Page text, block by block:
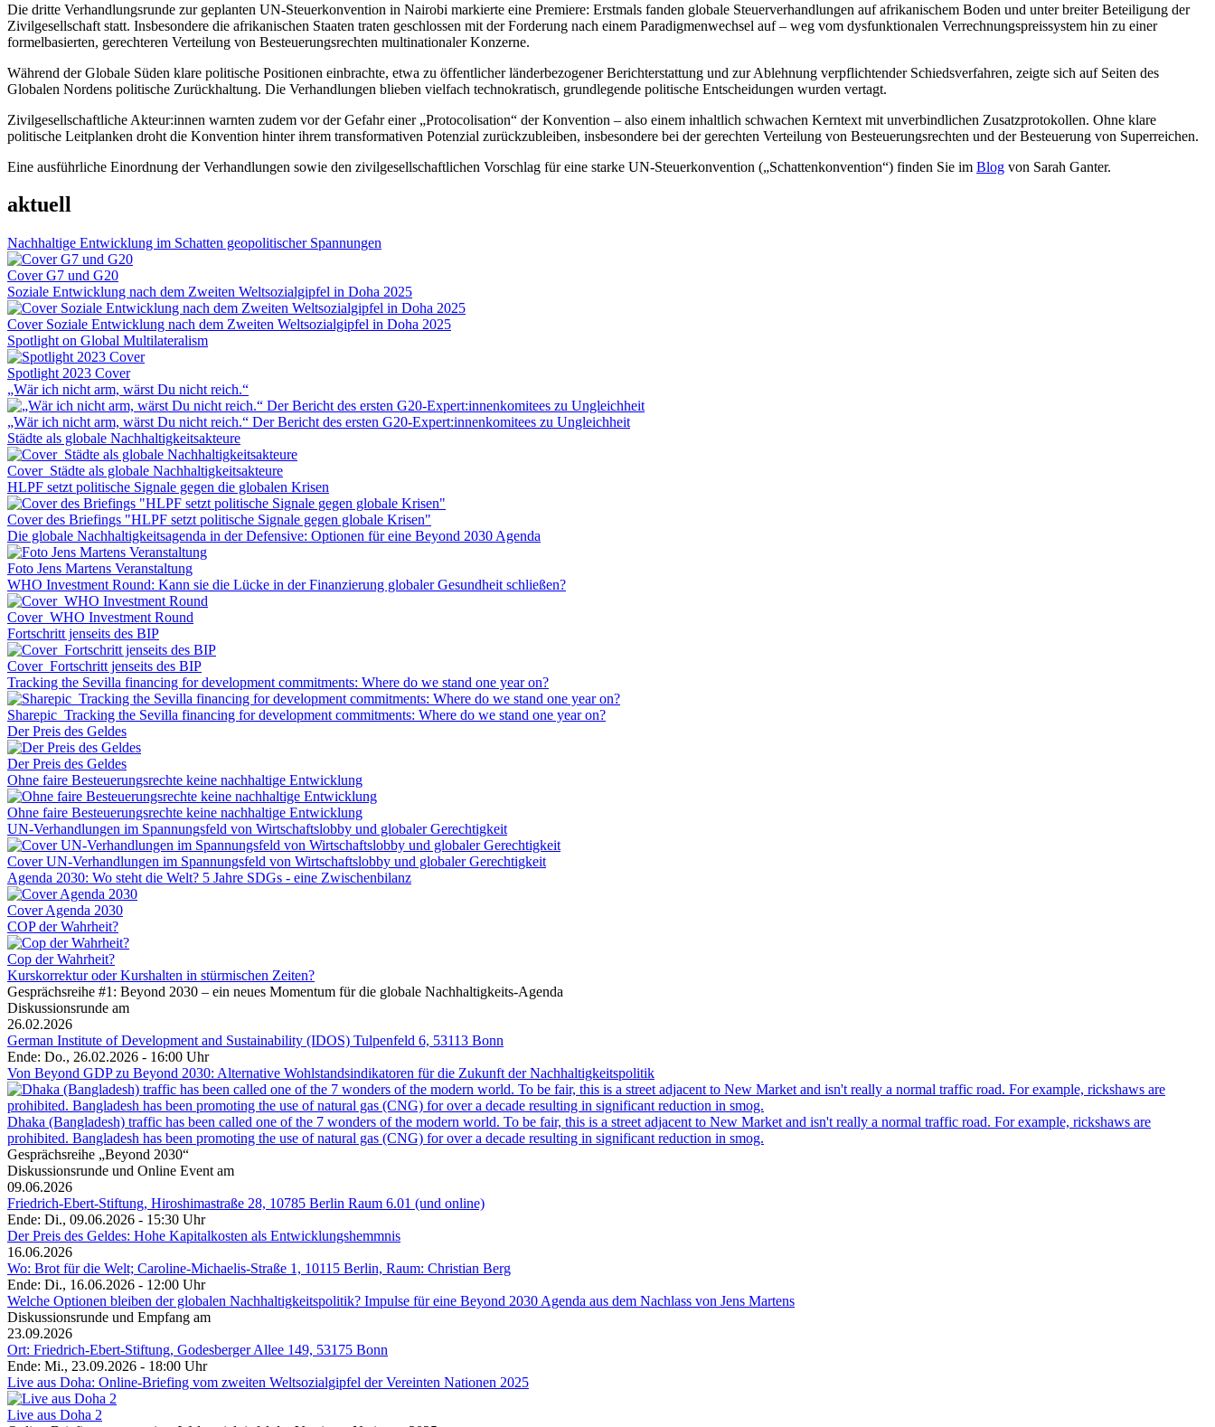
Die dritte Verhandlungsrunde zur geplanten UN-Steuerkonvention in Nairobi markierte eine Premiere: Erstmals fanden globale Steuerverhandlungen auf afrikanischem Boden und unter breiter Beteiligung der
Zivilgesellschaft statt. Insbesondere die afrikanischen Staaten traten geschlossen mit der Forderung nach einem Paradigmenwechsel auf – weg vom dysfunktionalen Verrechnungspreissystem hin zu einer
formelbasierten, gerechteren Verteilung von Besteuerungsrechten multinationaler Konzerne.
Während der Globale Süden klare politische Positionen einbrachte, etwa zu öffentlicher länderbezogener Berichterstattung und zur Ablehnung verpflichtender Schiedsverfahren, zeigte sich auf Seiten des
Globalen Nordens politische Zurückhaltung. Die Verhandlungen blieben vielfach technokratisch, grundlegende politische Entscheidungen wurden vertagt.
Zivilgesellschaftliche Akteur:innen warnten zudem vor der Gefahr einer „Protocolisation“ der Konvention – also einem inhaltlich schwachen Kerntext mit unverbindlichen Zusatzprotokollen. Ohne klare
politische Leitplanken droht die Konvention hinter ihrem transformativen Potenzial zurückzubleiben, insbesondere bei der gerechten Verteilung von Besteuerungsrechten und der Besteuerung von Superreichen.
Eine ausführliche Einordnung der Verhandlungen sowie den zivilgesellschaftlichen Vorschlag für eine starke UN-Steuerkonvention („Schattenkonvention“) finden Sie im Blog von Sarah Ganter.
aktuell
Nachhaltige Entwicklung im Schatten geopolitischer Spannungen
Cover G7 und G20
Soziale Entwicklung nach dem Zweiten Weltsozialgipfel in Doha 2025
Cover Soziale Entwicklung nach dem Zweiten Weltsozialgipfel in Doha 2025
Spotlight on Global Multilateralism
Spotlight 2023 Cover
„Wär ich nicht arm, wärst Du nicht reich.“
„Wär ich nicht arm, wärst Du nicht reich.“ Der Bericht des ersten G20-Expert:innenkomitees zu Ungleichheit
Städte als globale Nachhaltigkeitsakteure
Cover_Städte als globale Nachhaltigkeitsakteure
HLPF setzt politische Signale gegen die globalen Krisen
Cover des Briefings "HLPF setzt politische Signale gegen globale Krisen"
Die globale Nachhaltigkeitsagenda in der Defensive: Optionen für eine Beyond 2030 Agenda
Foto Jens Martens Veranstaltung
WHO Investment Round: Kann sie die Lücke in der Finanzierung globaler Gesundheit schließen?
Cover_WHO Investment Round
Fortschritt jenseits des BIP
Cover_Fortschritt jenseits des BIP
Tracking the Sevilla financing for development commitments: Where do we stand one year on?
Sharepic_Tracking the Sevilla financing for development commitments: Where do we stand one year on?
Der Preis des Geldes
Der Preis des Geldes
Ohne faire Besteuerungsrechte keine nachhaltige Entwicklung
Ohne faire Besteuerungsrechte keine nachhaltige Entwicklung
UN-Verhandlungen im Spannungsfeld von Wirtschaftslobby und globaler Gerechtigkeit
Cover UN-Verhandlungen im Spannungsfeld von Wirtschaftslobby und globaler Gerechtigkeit
Agenda 2030: Wo steht die Welt? 5 Jahre SDGs - eine Zwischenbilanz
Cover Agenda 2030
COP der Wahrheit?
Cop der Wahrheit?
Kurskorrektur oder Kurshalten in stürmischen Zeiten?
Gesprächsreihe #1: Beyond 2030 – ein neues Momentum für die globale Nachhaltigkeits-Agenda
Diskussionsrunde am
26.02.2026
German Institute of Development and Sustainability (IDOS) Tulpenfeld 6, 53113 Bonn
Ende: Do., 26.02.2026 - 16:00 Uhr
Von Beyond GDP zu Beyond 2030: Alternative Wohlstandsindikatoren für die Zukunft der Nachhaltigkeitspolitik
Dhaka (Bangladesh) traffic has been called one of the 7 wonders of the modern world. To be fair, this is a street adjacent to New Market and isn't really a normal traffic road. For example, rickshaws are
prohibited. Bangladesh has been promoting the use of natural gas (CNG) for over a decade resulting in significant reduction in smog.
Gesprächsreihe „Beyond 2030“
Diskussionsrunde und Online Event am
09.06.2026
Friedrich-Ebert-Stiftung, Hiroshimastraße 28, 10785 Berlin Raum 6.01 (und online)
Ende: Di., 09.06.2026 - 15:30 Uhr
Der Preis des Geldes: Hohe Kapitalkosten als Entwicklungshemmnis
16.06.2026
Wo: Brot für die Welt; Caroline-Michaelis-Straße 1, 10115 Berlin, Raum: Christian Berg
Ende: Di., 16.06.2026 - 12:00 Uhr
Welche Optionen bleiben der globalen Nachhaltigkeitspolitik? Impulse für eine Beyond 2030 Agenda aus dem Nachlass von Jens Martens
Diskussionsrunde und Empfang am
23.09.2026
Ort: Friedrich-Ebert-Stiftung, Godesberger Allee 149, 53175 Bonn
Ende: Mi., 23.09.2026 - 18:00 Uhr
Live aus Doha: Online-Briefing vom zweiten Weltsozialgipfel der Vereinten Nationen 2025
Live aus Doha 2